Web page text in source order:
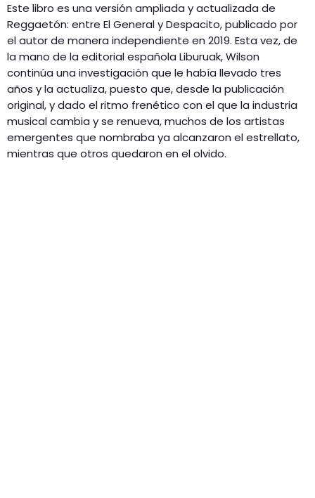
Este libro es una versión ampliada y actualizada de
Reggaetón: entre El General y Despacito, publicado por
el autor de manera independiente en 2019. Esta vez, de
la mano de la editorial española Liburuak, Wilson
continúa una investigación que le había llevado tres
años y la actualiza, puesto que, desde la publicación
original, y dado el ritmo frenético con el que la industria
musical cambia y se renueva, muchos de los artistas
emergentes que nombraba ya alcanzaron el estrellato,
mientras que otros quedaron en el olvido.